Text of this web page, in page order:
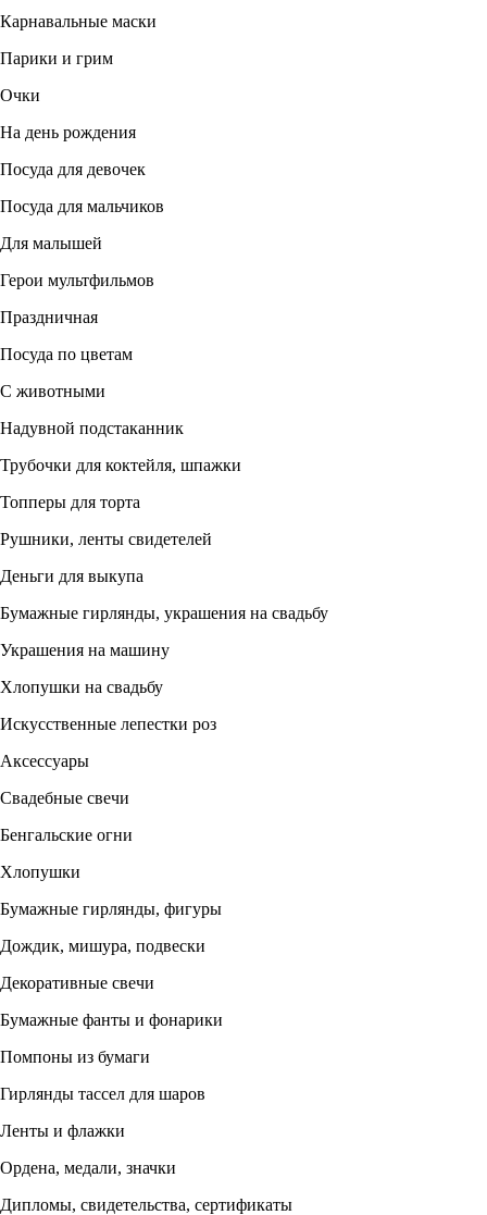
Карнавальные маски
Парики и грим
Очки
На день рождения
Посуда для девочек
Посуда для мальчиков
Для малышей
Герои мультфильмов
Праздничная
Посуда по цветам
С животными
Надувной подстаканник
Трубочки для коктейля, шпажки
Топперы для торта
Рушники, ленты свидетелей
Деньги для выкупа
Бумажные гирлянды, украшения на свадьбу
Украшения на машину
Хлопушки на свадьбу
Искусственные лепестки роз
Аксессуары
Свадебные свечи
Бенгальские огни
Хлопушки
Бумажные гирлянды, фигуры
Дождик, мишура, подвески
Декоративные свечи
Бумажные фанты и фонарики
Помпоны из бумаги
Гирлянды тассел для шаров
Ленты и флажки
Ордена, медали, значки
Дипломы, свидетельства, сертификаты